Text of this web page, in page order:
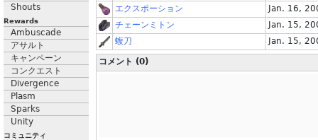
Shouts
Rewards
Ambuscade
アサルト
キャンペーン
コンクエスト
Divergence
Plasm
Sparks
Unity
コミュニティ
エクスポーション
Jan. 16,
チェーンミトン
Jan. 15,
蝮刀
Jan. 15,
コメント (0)